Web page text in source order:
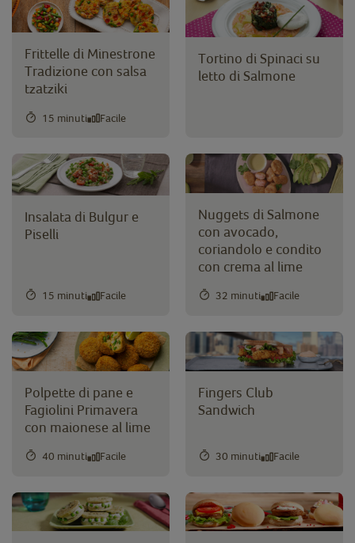
Frittelle di Minestrone
Tradizione con salsa
tzatziki
15 minuti Facile
Tortino di Spinaci su
letto di Salmone
Insalata di Bulgur e
Piselli
15 minuti Facile
Nuggets di Salmone
con avocado,
coriandolo e condito
con crema al lime
32 minuti Facile
Polpette di pane e
Fagiolini Primavera
con maionese al lime
40 minuti Facile
Fingers Club
Sandwich
30 minuti Facile